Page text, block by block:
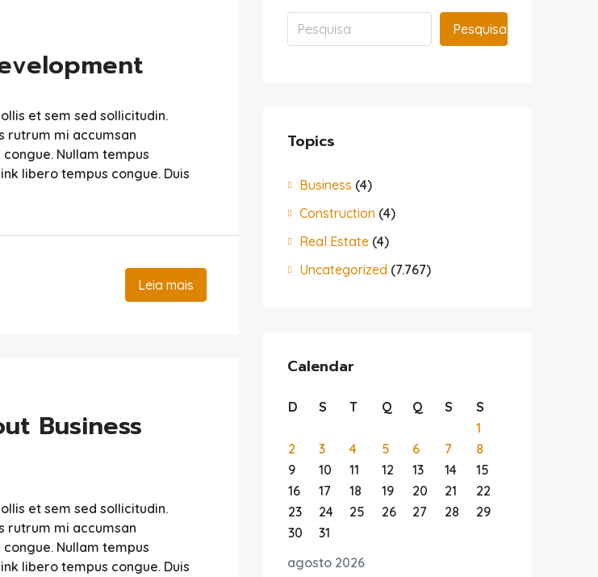
et sem sed sollicitudin.
rutrum mi accumsan
Nullam tempus
libero tempus congue. Duis
Leia mais
Business
et sem sed sollicitudin.
rutrum mi accumsan
Nullam tempus
libero tempus congue. Duis
Pesquisa
Topics
Business (4)
Construction (4)
Real Estate (4)
Uncategorized (7.767)
Calendar
agosto 2026
D S T Q Q S
S
1
2
3 4 5 6 7
8
9
10 11 12 13 14
15
16
17 18 19 20 21
22
23
24 25 26 27 28
29
30
31